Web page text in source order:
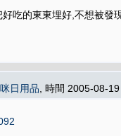
吃的東東埋好,不想被發
日用品 , 時間 2005-08-